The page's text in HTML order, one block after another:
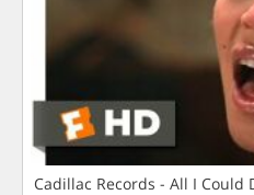
Cadillac Records - All I Could